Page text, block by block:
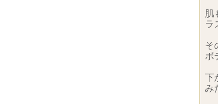
肌
ラ
そ
ボ
下
み